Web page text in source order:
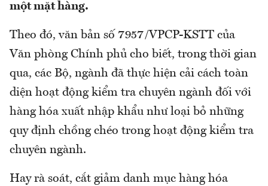
một mặt hàng.
Theo đó, văn bản số 7957/VPCP-KSTT của
Văn phòng Chính phủ cho biết, trong thời gian
qua, các Bộ, ngành đã thực hiện cải cách toàn
diện hoạt động kiểm tra chuyên ngành đối với
hàng hóa xuất nhập khẩu như loại bỏ những
quy định chồng chéo trong hoạt động kiểm tra
chuyên ngành.
Hay rà soát, cắt giảm danh mục hàng hóa